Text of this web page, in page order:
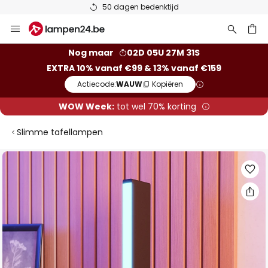
50 dagen bedenktijd
naar
Nog maar
02D 05U 27M 30S
EXTRA 10% vanaf €99 & 13% vanaf €159
Actiecode:WAUW Kopiëren
WOW Week:tot wel 70% korting
Slimme tafellampen
Ga
de
afbeeldingen-
gallerij